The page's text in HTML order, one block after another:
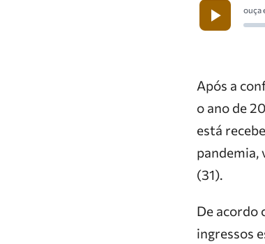
ouça
Após a
o ano de
está
pandemia,
(31).
De acordo
ingressos